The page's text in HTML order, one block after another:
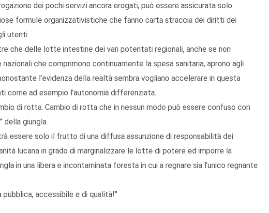
dei pochi servizi ancora erogati, può essere assicurata solo
formule organizzativistiche che fanno carta straccia dei diritti dei
utenti.
che delle lotte intestine dei vari potentati regionali, anche se non
che comprimono continuamente la spesa sanitaria, aprono agli
l’evidenza della realtà sembra vogliano accelerare in questa
come ad esempio l’autonomia differenziata.
di rotta. Cambio di rotta che in nessun modo può essere confuso con
della giungla.
essere solo il frutto di una diffusa assunzione di responsabilità dei
lucana in grado di marginalizzare le lotte di potere ed imporre la
in una libera e incontaminata foresta in cui a regnare sia l’unico regnante
accessibile e di qualità!"